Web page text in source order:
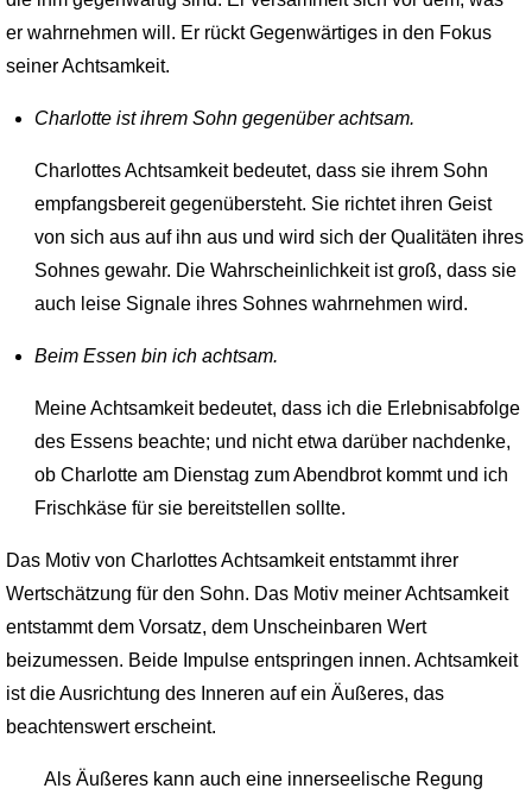
er wahrnehmen will. Er rückt Gegenwärtiges in den Fokus
seiner Achtsamkeit.
Charlotte ist ihrem Sohn gegenüber achtsam.
Charlottes Achtsamkeit bedeutet, dass sie ihrem Sohn
empfangsbereit gegenübersteht. Sie richtet ihren Geist
von sich aus auf ihn aus und wird sich der Qualitäten ihres
Sohnes gewahr. Die Wahrscheinlichkeit ist groß, dass sie
auch leise Signale ihres Sohnes wahrnehmen wird.
Beim Essen bin ich achtsam.
Meine Achtsamkeit bedeutet, dass ich die Erlebnisabfolge
des Essens beachte; und nicht etwa darüber nachdenke,
ob Charlotte am Dienstag zum Abendbrot kommt und ich
Frischkäse für sie bereitstellen sollte.
Das Motiv von Charlottes Achtsamkeit entstammt ihrer
Wertschätzung für den Sohn. Das Motiv meiner Achtsamkeit
entstammt dem Vorsatz, dem Unscheinbaren Wert
beizumessen. Beide Impulse entspringen innen. Achtsamkeit
ist die Ausrichtung des Inneren auf ein Äußeres, das
beachtenswert erscheint.
Als Äußeres kann auch eine innerseelische Regung